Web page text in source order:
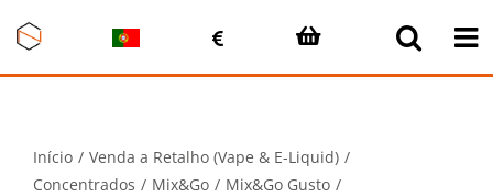
content
Início
Venda a Retalho (Vape & E-Liquid)
Concentrados
Mix&Go
Mix&Go Gusto